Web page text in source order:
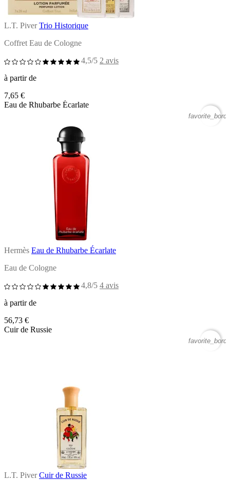
L.T. Piver Trio Historique
Coffret Eau de Cologne
4,5/5 2 avis
à partir de
7,65 €
Eau de Rhubarbe Écarlate
Hermès Eau de Rhubarbe Écarlate
Eau de Cologne
4,8/5 4 avis
à partir de
56,73 €
Cuir de Russie
L.T. Piver Cuir de Russie